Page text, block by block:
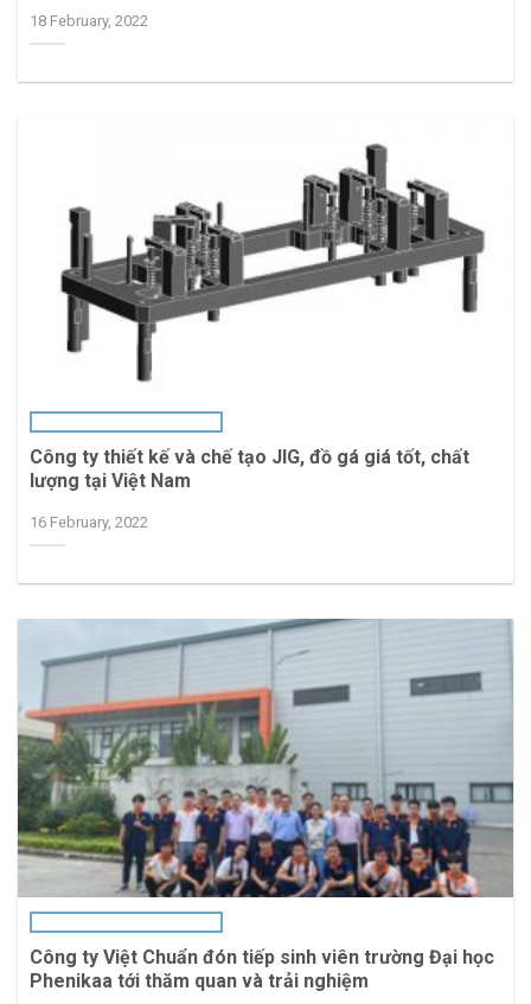
18 February, 2022
Công ty thiết kế và chế tạo JIG, đồ gá giá tốt, chất
lượng tại Việt Nam
16 February, 2022
Công ty Việt Chuẩn đón tiếp sinh viên trường Đại học
Phenikaa tới thăm quan và trải nghiệm